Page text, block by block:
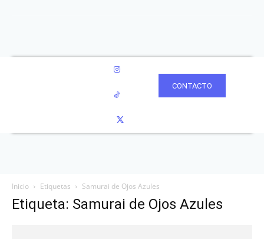
CONTACTO
Inicio Etiquetas Samurai de Ojos Azules
Etiqueta: Samurai de Ojos Azules